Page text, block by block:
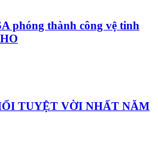
phóng thành công vệ tinh
TUYỆT VỜI NHẤT NĂM